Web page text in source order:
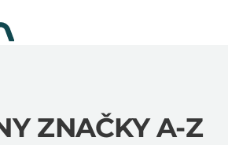
ZNAČKY A-Z